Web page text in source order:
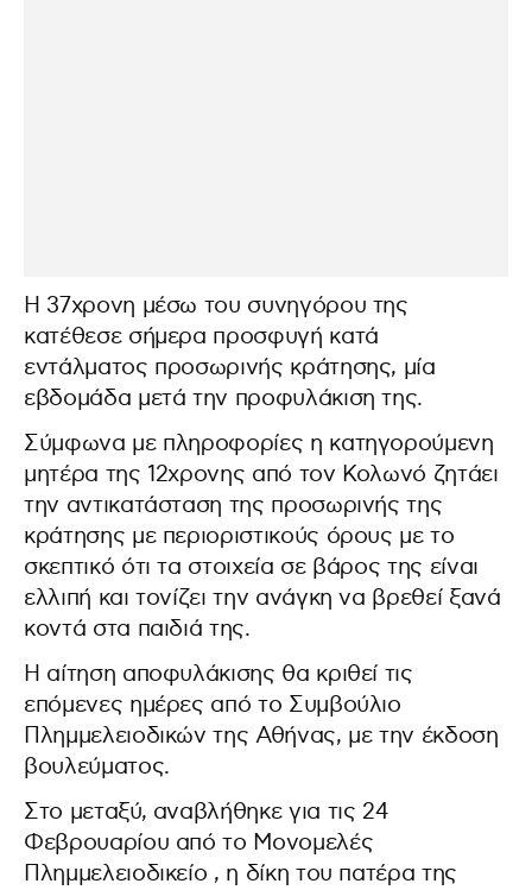
Η 37χρονη μέσω του συνηγόρου της
κατέθεσε σήμερα προσφυγή κατά
εντάλματος προσωρινής κράτησης, μία
εβδομάδα μετά την προφυλάκιση της.
Σύμφωνα με πληροφορίες η κατηγορούμενη
μητέρα της 12χρονης από τον Κολωνό ζητάει
την αντικατάσταση της προσωρινής της
κράτησης με περιοριστικούς όρους με το
σκεπτικό ότι τα στοιχεία σε βάρος της είναι
ελλιπή και τονίζει την ανάγκη να βρεθεί ξανά
κοντά στα παιδιά της.
Η αίτηση αποφυλάκισης θα κριθεί τις
επόμενες ημέρες από το Συμβούλιο
Πλημμελειοδικών της Αθήνας, με την έκδοση
βουλεύματος.
Στο μεταξύ, αναβλήθηκε για τις 24
Φεβρουαρίου από το Μονομελές
Πλημμελειοδικείο , η δίκη του πατέρα της